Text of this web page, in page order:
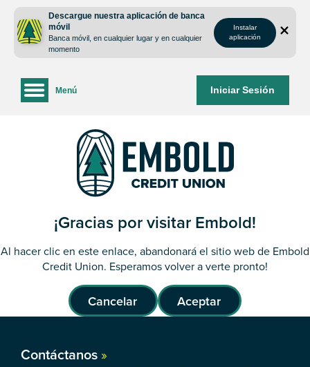
contenido
inicio
Descargue nuestra aplicación de banca
móvil
Banca móvil, en cualquier lugar y en cualquier
momento
Instalar
aplicación
Iniciar Sesión
Menú
¡Gracias por visitar Embold!
Al hacer clic en este enlace, abandonará el sitio web de Embold
Credit Union. Esperamos volver a verte pronto!
Cancelar Aceptar
Contáctanos »